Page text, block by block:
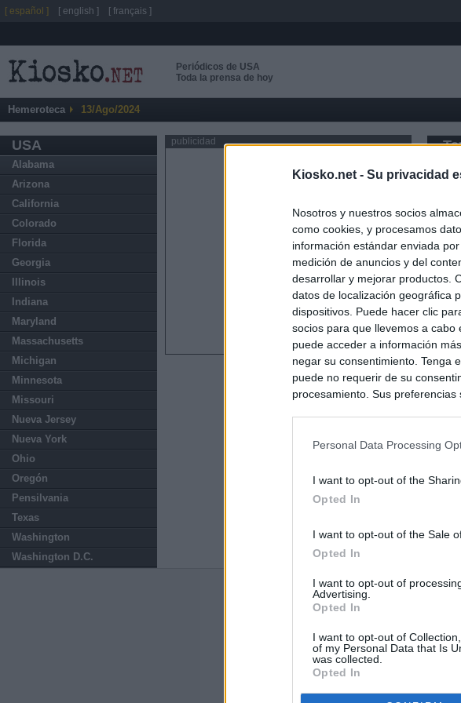
Kiosko.net - Su privacidad
Nosotros y nuestros socios
como cookies, y procesamos
información estándar enviada
medición de anuncios y del
desarrollar y mejorar productos.
datos de localización geográfica
dispositivos. Puede hacer clic
socios para que llevemos a cabo
puede acceder a información
negar su consentimiento. Tenga
puede no requerir de su
procesamiento. Sus
Personal Data Processing
I want to opt-out of the
Opted In
I want to opt-out of the Sale
Opted In
I want to opt-out of
Advertising.
Opted In
I want to opt-out of
of my Personal Data that Is
was collected.
Opted In
Periódicos de USA
Toda la prensa de hoy
Hemeroteca 13/Ago/2024
USA
Alabama
Arizona
California
Colorado
Florida
Georgia
Illinois
Indiana
Maryland
Massachusetts
Michigan
Minnesota
Missouri
Nueva Jersey
Nueva York
Ohio
Oregón
Pensilvania
Texas
Washington
Washington D.C.
publicidad
Últimas noticias
euros en su consultora
El uso personal de Ayuso de las
[ español ] [ english ] [ français ]